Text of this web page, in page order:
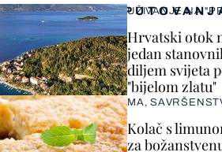
UŽIVANJE NA
Hrvatski otok
jedan
diljem svijeta
"bijelom zlatu"
MA,
Kolač s
za